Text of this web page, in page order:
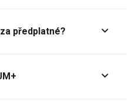
předplatné?